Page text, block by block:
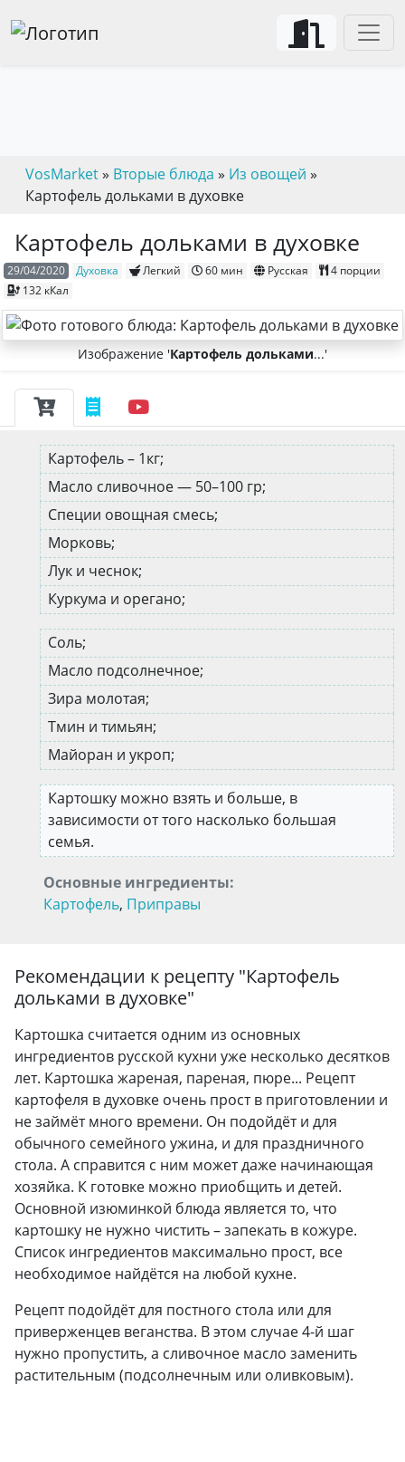
VosMarket» Вторые блюда » Из овощей »
Картофель дольками в духовке
Картофель дольками в духовке
29/04/2020 Духовка Легкий 60 мин Русская
4 порции
132 кКал
Изображение 'Картофель дольками...'
Картофель – 1кг;
Масло сливочное — 50–100 гр;
Специи овощная смесь;
Морковь;
Лук и чеснок;
Куркума и орегано;
Соль;
Масло подсолнечное;
Зира молотая;
Тмин и тимьян;
Майоран и укроп;
Картошку можно взять и больше, в
зависимости от того насколько большая
семья.
Основные ингредиенты:
Картофель, Приправы
Рекомендации к рецепту "Картофель
дольками в духовке"
Картошка считается одним из основных
ингредиентов русской кухни уже несколько десятков
лет. Картошка жареная, пареная, пюре... Рецепт
картофеля в духовке очень прост в приготовлении и
не займёт много времени. Он подойдёт и для
обычного семейного ужина, и для праздничного
стола. А справится с ним может даже начинающая
хозяйка. К готовке можно приобщить и детей.
Основной изюминкой блюда является то, что
картошку не нужно чистить – запекать в кожуре.
Список ингредиентов максимально прост, все
необходимое найдётся на любой кухне.
Рецепт подойдёт для постного стола или для
приверженцев веганства. В этом случае 4-й шаг
нужно пропустить, а сливочное масло заменить
растительным (подсолнечным или оливковым).